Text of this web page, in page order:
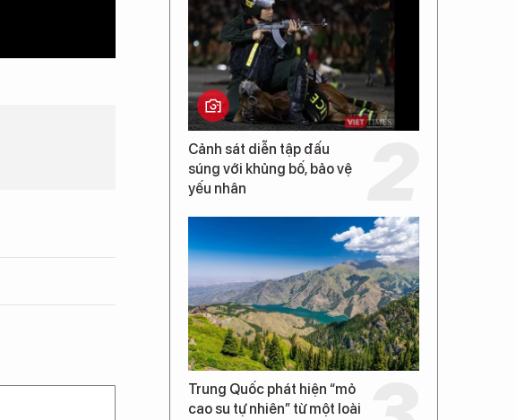
Cảnh sát diễn tập đấu
súng với khủng bố, bảo vệ
yếu nhân
Trung Quốc phát hiện “mỏ
cao su tự nhiên” từ một loài